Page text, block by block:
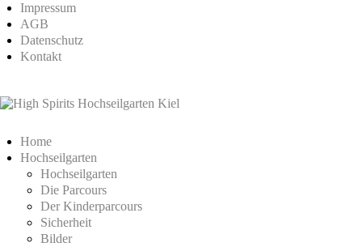
Impressum
AGB
Datenschutz
Kontakt
Home
Hochseilgarten
Hochseilgarten
Die Parcours
Der Kinderparcours
Sicherheit
Bilder